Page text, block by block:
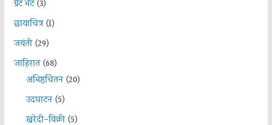
ग्रेट भेट(3)
छायाचित्र(1)
जयंती(29)
जाहिरात(68)
अभिष्ठचिंतन(20)
उदघाटन(5)
खरेदी-विक्री(5)